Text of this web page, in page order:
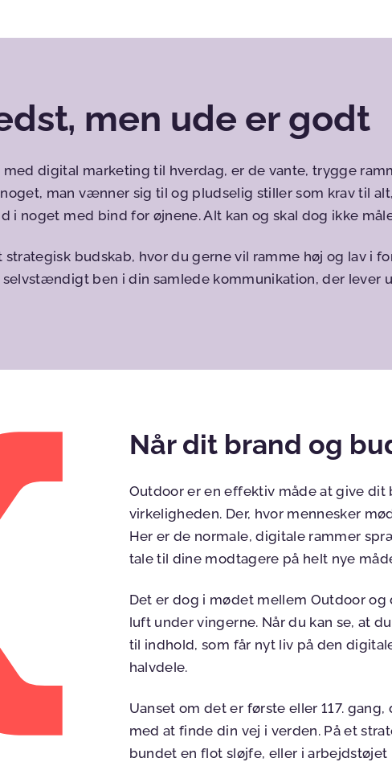
men ude er godt
digital marketing til hverdag, er de vante, trygge
man vænner sig til og pludselig stiller som krav til
i noget med bind for øjnene. Alt kan og skal dog ikke
budskab, hvor du gerne vil ramme høj og lav i
ben i din samlede kommunikation, der lever
Når dit brand og
Outdoor er en effektiv måde at give
virkeligheden. Der, hvor mennesker
Her er de normale, digitale rammer
tale til dine modtagere på helt nye
Det er dog i mødet mellem Outdoor
luft under vingerne. Når du kan se, at
til indhold, som får nyt liv på den
halvdele.
Uanset om det er første eller 117.
med at finde din vej i verden. På et
bundet en flot sløjfe, eller i